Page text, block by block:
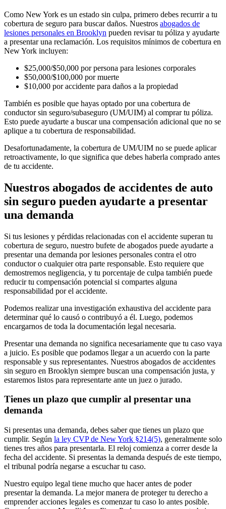
Como New York es un estado sin culpa, primero debes recurrir a tu
cobertura de seguro para buscar daños. Nuestros abogados de
lesiones personales en Brooklyn pueden revisar tu póliza y ayudarte
a presentar una reclamación. Los requisitos mínimos de cobertura en
New York incluyen:
$25,000/$50,000 por persona para lesiones corporales
$50,000/$100,000 por muerte
$10,000 por accidente para daños a la propiedad
También es posible que hayas optado por una cobertura de
conductor sin seguro/subaseguro (UM/UIM) al comprar tu póliza.
Esto puede ayudarte a buscar una compensación adicional que no se
aplique a tu cobertura de responsabilidad.
Desafortunadamente, la cobertura de UM/UIM no se puede aplicar
retroactivamente, lo que significa que debes haberla comprado antes
de tu accidente.
Nuestros abogados de accidentes de auto
sin seguro pueden ayudarte a presentar
una demanda
Si tus lesiones y pérdidas relacionadas con el accidente superan tu
cobertura de seguro, nuestro bufete de abogados puede ayudarte a
presentar una demanda por lesiones personales contra el otro
conductor o cualquier otra parte responsable. Esto requiere que
demostremos negligencia, y tu porcentaje de culpa también puede
reducir tu compensación potencial si compartes alguna
responsabilidad por el accidente.
Podemos realizar una investigación exhaustiva del accidente para
determinar qué lo causó o contribuyó a él. Luego, podemos
encargarnos de toda la documentación legal necesaria.
Presentar una demanda no significa necesariamente que tu caso vaya
a juicio. Es posible que podamos llegar a un acuerdo con la parte
responsable y sus representantes. Nuestros abogados de accidentes
sin seguro en Brooklyn siempre buscan una compensación justa, y
estaremos listos para representarte ante un juez o jurado.
Tienes un plazo que cumplir al presentar una
demanda
Si presentas una demanda, debes saber que tienes un plazo que
cumplir. Según la ley CVP de New York §214(5), generalmente solo
tienes tres años para presentarla. El reloj comienza a correr desde la
fecha del accidente. Si presentas la demanda después de este tiempo,
el tribunal podría negarse a escuchar tu caso.
Nuestro equipo legal tiene mucho que hacer antes de poder
presentar la demanda. La mejor manera de proteger tu derecho a
emprender acciones legales es comenzar tu caso lo antes posible.